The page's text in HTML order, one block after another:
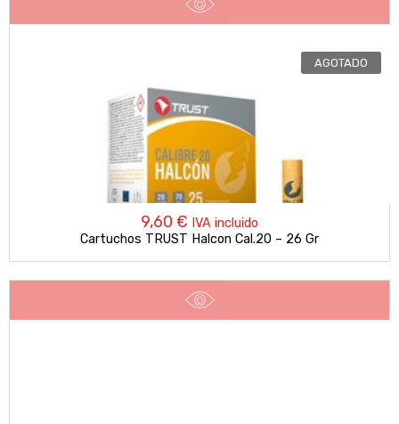
AGOTADO
9,60 € IVA incluido
Cartuchos TRUST Halcon Cal.20 – 26 Gr